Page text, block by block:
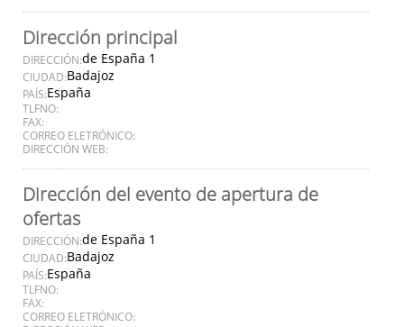
Dirección principal
DIRECCIÓN:de España 1
CIUDAD:Badajoz
PAÍS:España
TLFNO:
FAX:
CORREO ELETRÓNICO:
DIRECCIÓN WEB:
Dirección del evento de apertura de
ofertas
DIRECCIÓN:de España 1
CIUDAD:Badajoz
PAÍS:España
TLFNO:
FAX:
CORREO ELETRÓNICO: